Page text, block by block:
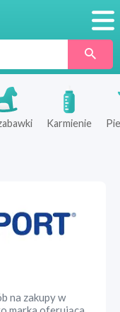
Karmienie
na zakupy w